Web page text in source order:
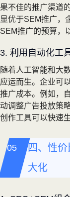
果不佳的推广渠道
显优于SEM推广，
SEM推广的预算，
3. 利用自动化工
随着人工智能和大
应运而生。企业可
推广成本。例如，
动调整广告投放策
创作工具可以快速
四、性
大化